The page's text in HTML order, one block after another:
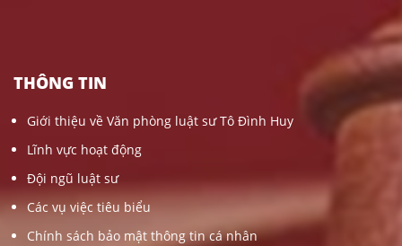
THÔNG TIN
Giới thiệu về Văn phòng luật sư Tô Đình Huy
Lĩnh vực hoạt động
Đội ngũ luật sư
Các vụ việc tiêu biểu
Chính sách bảo mật thông tin cá nhân